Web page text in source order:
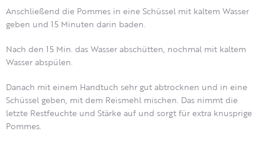
Anschließend die Pommes in eine Schüssel mit kaltem Wasser
geben und 15 Minuten darin baden.
Nach den 15 Min. das Wasser abschütten, nochmal mit kaltem
Wasser abspülen.
Danach mit einem Handtuch sehr gut abtrocknen und in eine
Schüssel geben, mit dem Reismehl mischen. Das nimmt die
letzte Restfeuchte und Stärke auf und sorgt für extra knusprige
Pommes.